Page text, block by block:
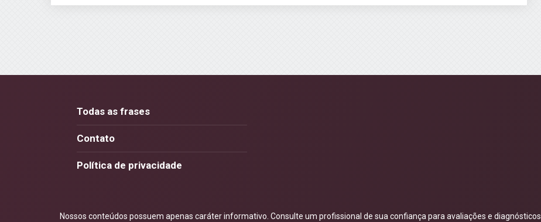
Todas as frases
Contato
Política de privacidade
Nossos conteúdos possuem apenas caráter informativo. Consulte um profissional de sua confiança para avaliações e diagnósticos.